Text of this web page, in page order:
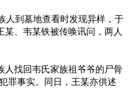
人到墓地查看时发现异样，于
某、韦某铁被传唤讯问，两人
人找回韦氏家族祖爷爷的尸骨
罪事实。同日，王某亦供述